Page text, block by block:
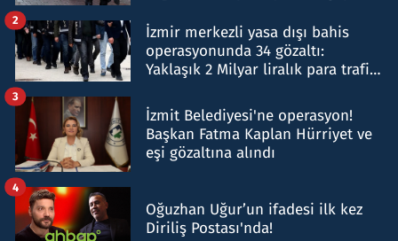
İzmir merkezli yasa dışı bahis
operasyonunda 34 gözaltı:
Yaklaşık 2 Milyar liralık para trafiği
2
İzmit Belediyesi'ne operasyon!
Başkan Fatma Kaplan Hürriyet ve
eşi gözaltına alındı
3
Oğuzhan Uğur’un ifadesi ilk kez
Diriliş Postası'nda!
4